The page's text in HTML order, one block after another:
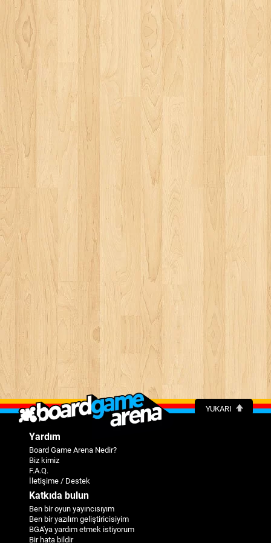
YUKARI
Yardım
Board Game Arena Nedir?
Biz kimiz
F.A.Q.
İletişime / Destek
Katkıda bulun
Ben bir oyun yayıncısıyım
Ben bir yazılım geliştiricisiyim
BGA'ya yardım etmek istiyorum
Bir hata bildir